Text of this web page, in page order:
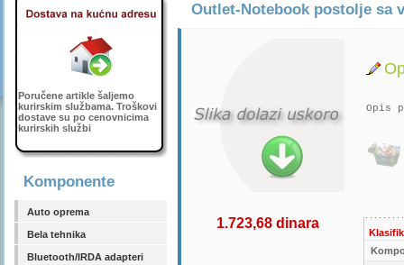
Poručene artikle šaljemo
kurirskim službama. Troškovi
dostave su po cenovnicima
kurirskih službi
Komponente
Auto oprema
Bela tehnika
Bluetooth/IRDA adapteri
Outlet-Notebook postolje sa
Opis
1.723,68 dinara